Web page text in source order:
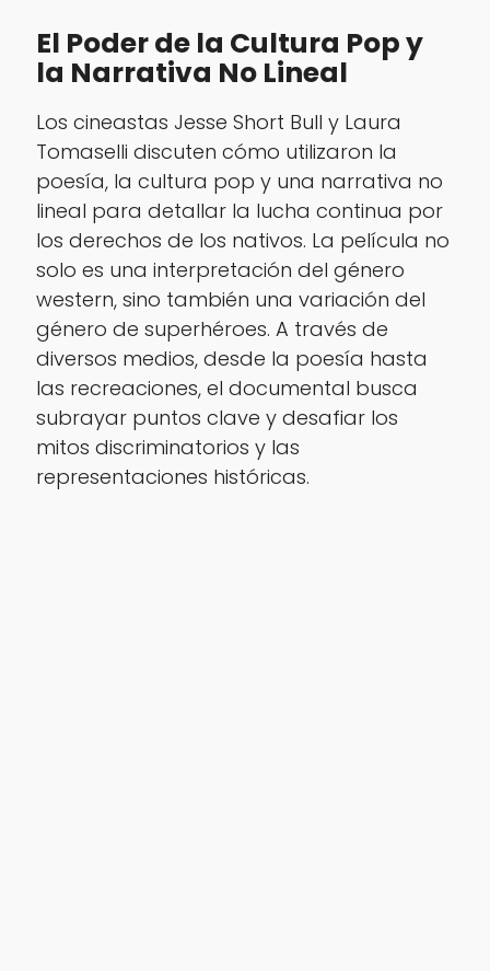
El Poder de la Cultura Pop y
la Narrativa No Lineal
Los cineastas Jesse Short Bull y Laura
Tomaselli discuten cómo utilizaron la
poesía, la cultura pop y una narrativa no
lineal para detallar la lucha continua por
los derechos de los nativos. La película no
solo es una interpretación del género
western, sino también una variación del
género de superhéroes. A través de
diversos medios, desde la poesía hasta
las recreaciones, el documental busca
subrayar puntos clave y desafiar los
mitos discriminatorios y las
representaciones históricas.